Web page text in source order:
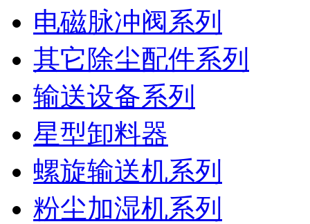
电磁脉冲阀系列
其它除尘配件系列
输送设备系列
星型卸料器
螺旋输送机系列
粉尘加湿机系列